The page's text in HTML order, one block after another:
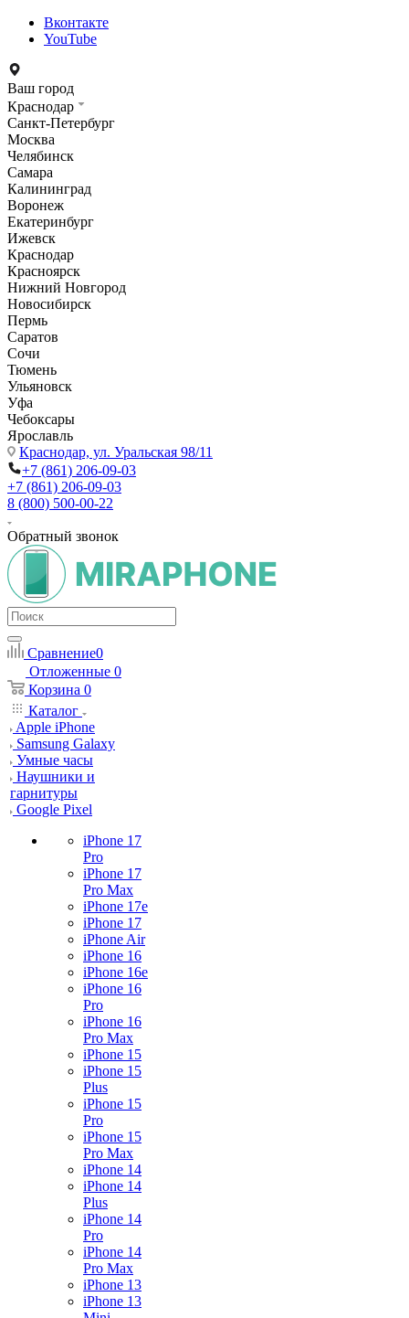
Вконтакте
YouTube
Ваш город
Краснодар
Санкт-Петербург
Москва
Челябинск
Самара
Калининград
Воронеж
Екатеринбург
Ижевск
Краснодар
Красноярск
Нижний Новгород
Новосибирск
Пермь
Саратов
Сочи
Тюмень
Ульяновск
Уфа
Чебоксары
Ярославль
Краснодар, ул. Уральская 98/11
+7 (861) 206-09-03
+7 (861) 206-09-03
8 (800) 500-00-22
Обратный звонок
Сравнение0
Отложенные 0
Корзина 0
Каталог
Apple iPhone
Samsung Galaxy
Умные часы
Наушники и
гарнитуры
Google Pixel
iPhone 17
Pro
iPhone 17
Pro Max
iPhone 17e
iPhone 17
iPhone Air
iPhone 16
iPhone 16e
iPhone 16
Pro
iPhone 16
Pro Max
iPhone 15
iPhone 15
Plus
iPhone 15
Pro
iPhone 15
Pro Max
iPhone 14
iPhone 14
Plus
iPhone 14
Pro
iPhone 14
Pro Max
iPhone 13
iPhone 13